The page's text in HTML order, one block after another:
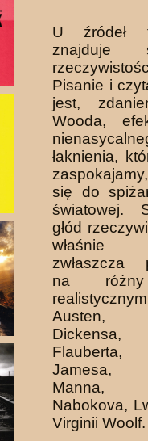
U źródeł
znajduje
Pisanie i
jest,
Wooda,
łaknienia,
się do
światowej.
głód
właśnie
zwłaszcza
na
Austen,
Dickensa,
Flauberta,
Jamesa,
Manna,
Nabokova,
Virginii Woolf.